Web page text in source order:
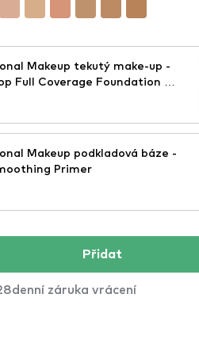
Makeup tekutý make-up -
Full Coverage Foundation -
Makeup podkladová báze -
Primer
Přidat
záruka vrácení